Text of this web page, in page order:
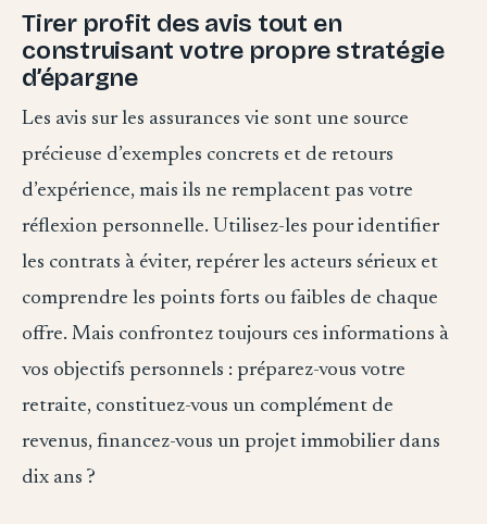
Tirer profit des avis tout en
construisant votre propre stratégie
d’épargne
Les avis sur les assurances vie sont une source
précieuse d’exemples concrets et de retours
d’expérience, mais ils ne remplacent pas votre
réflexion personnelle. Utilisez-les pour identifier
les contrats à éviter, repérer les acteurs sérieux et
comprendre les points forts ou faibles de chaque
offre. Mais confrontez toujours ces informations à
vos objectifs personnels : préparez-vous votre
retraite, constituez-vous un complément de
revenus, financez-vous un projet immobilier dans
dix ans ?